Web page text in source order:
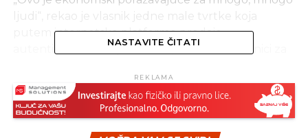
ljudi“, rekao je vlasnik jedne male tvrtke koja
putem internetske platforme prodaje
autentične turske proizvode, kao što su ručnici za
Poduzetnica, koja mjesečno ima prihode od oko
8.000 dolara i koja je željela ostati anonimna,
preusmjerila je svoje transakcije preko
NASTAVITE ČITATI
REKLAMA